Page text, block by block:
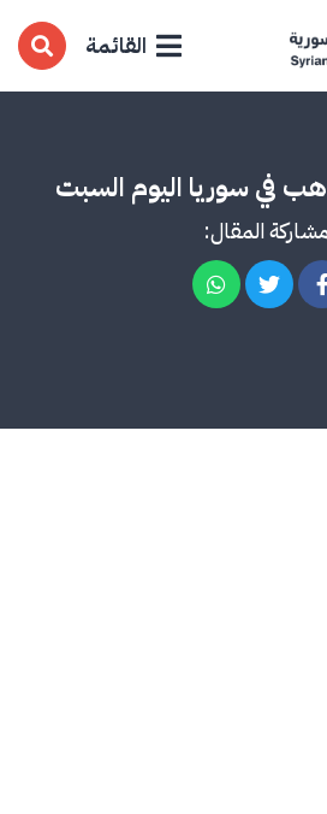
القائمة
في سوريا اليوم السبت
مشاركة المقال: